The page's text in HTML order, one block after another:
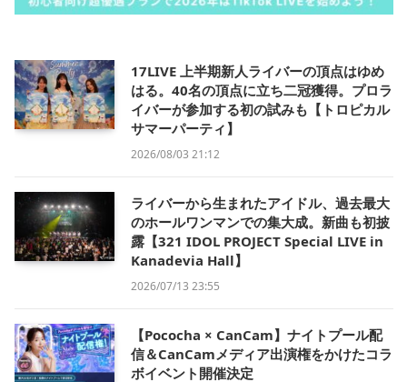
17LIVE 上半期新人ライバーの頂点はゆめ
はる。40名の頂点に立ち二冠獲得。プロラ
イバーが参加する初の試みも【トロピカル
サマーパーティ】
2026/08/03 21:12
ライバーから生まれたアイドル、過去最大
のホールワンマンでの集大成。新曲も初披
露【321 IDOL PROJECT Special LIVE in
Kanadevia Hall】
2026/07/13 23:55
【Pococha × CanCam】ナイトプール配
信＆CanCamメディア出演権をかけたコラ
ボイベント開催決定